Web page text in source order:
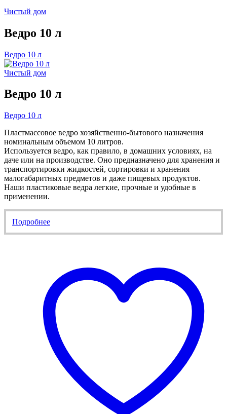
Чистый дом
Ведро 10 л
Ведро 10 л
Чистый дом
Ведро 10 л
Ведро 10 л
Пластмассовое ведро хозяйственно-бытового назначения
номинальным объемом 10 литров.
Используется ведро, как правило, в домашних условиях, на
даче или на производстве. Оно предназначено для хранения и
транспортировки жидкостей, сортировки и хранения
малогабаритных предметов и даже пищевых продуктов.
Наши пластиковые ведра легкие, прочные и удобные в
применении.
Подробнее